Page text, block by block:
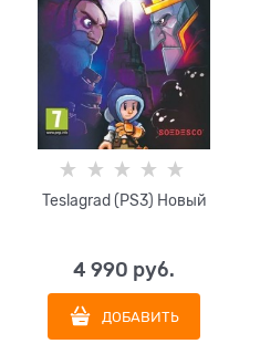
Teslagrad (PS3) Новый
4 990 руб.
ДОБАВИТЬ